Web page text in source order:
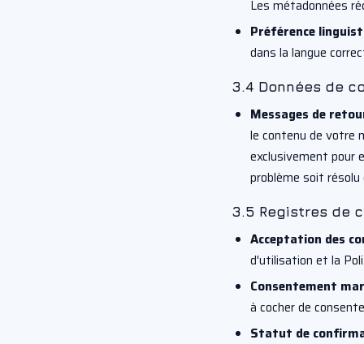
Les métadonnées
Préférence
dans la langue
3.4 Données de
Messages de
le contenu de votre
exclusivement pour
problème soit
3.5 Registres de
Acceptation des
d'utilisation et la
Consentement
à cocher de
Statut de